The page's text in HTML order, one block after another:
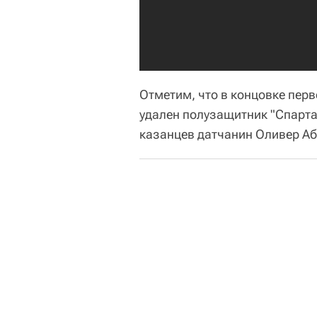
Отметим, что в концовке
удален полузащитник
казанцев датчанин Оливер